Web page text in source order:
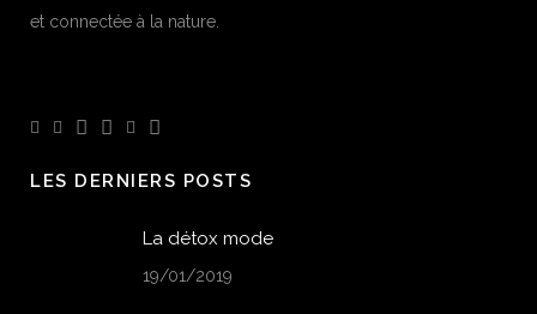
et connectée à la nature.
LES DERNIERS POSTS
La détox mode
19/01/2019